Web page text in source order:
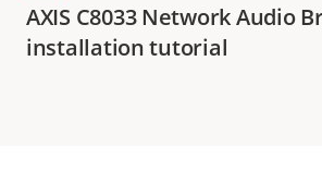
AXIS C8033 Network Audio
installation tutorial